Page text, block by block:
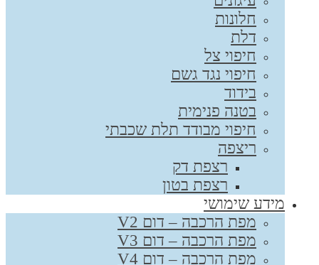
חלונות
דלת
חיפוי צל
חיפוי נגד גשם
בידוד
בטנה פנימית
חיפוי מבודד תלת שכבתי
ריצפה
רצפת דק
רצפת בטון
מידע שימושי
מפת הרכבה – דום V2
מפת הרכבה – דום V3
מפת הרכבה – דום V4